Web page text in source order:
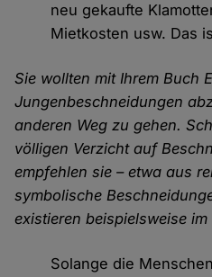
neu gekaufte
Mietkosten usw. Das
Sie wollten mit Ihrem Buch
Jungenbeschneidungen
anderen Weg zu gehen.
völligen Verzicht auf
empfehlen sie – etwa aus
symbolische
existieren beispielsweise
Solange die